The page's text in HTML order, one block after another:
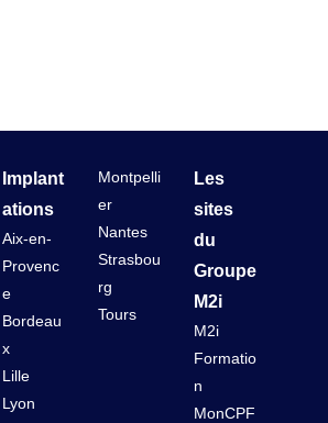
Implant
ations
Aix-en-
Provenc
e
Bordeau
x
Lille
Lyon
Montpelli
er
Nantes
Strasbou
rg
Tours
Les
sites
du
Groupe
M2i
M2i
Formatio
n
MonCPF